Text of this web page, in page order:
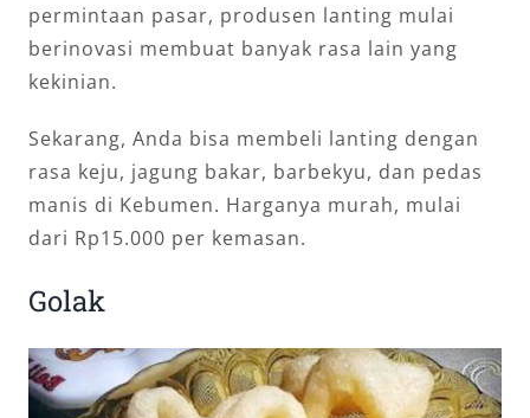
permintaan pasar, produsen lanting mulai
berinovasi membuat banyak rasa lain yang
kekinian.
Sekarang, Anda bisa membeli lanting dengan
rasa keju, jagung bakar, barbekyu, dan pedas
manis di Kebumen. Harganya murah, mulai
dari Rp15.000 per kemasan.
Golak